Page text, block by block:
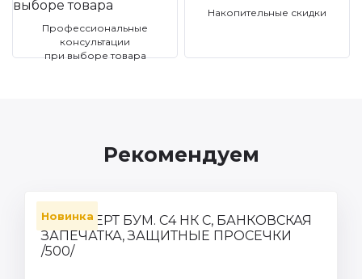
Профессиональные
консультации
при выборе товара
Накопительные скидки
Рекомендуем
Новинка